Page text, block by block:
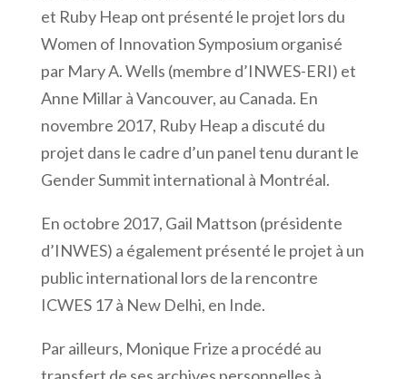
et Ruby Heap ont présenté le projet lors du
Women of Innovation Symposium organisé
par Mary A. Wells (membre d’INWES-ERI) et
Anne Millar à Vancouver, au Canada. En
novembre 2017, Ruby Heap a discuté du
projet dans le cadre d’un panel tenu durant le
Gender Summit international à Montréal.
En octobre 2017, Gail Mattson (présidente
d’INWES) a également présenté le projet à un
public international lors de la rencontre
ICWES 17 à New Delhi, en Inde.
Par ailleurs, Monique Frize a procédé au